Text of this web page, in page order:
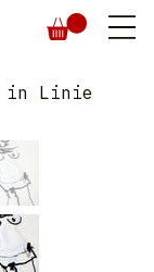
in Linie